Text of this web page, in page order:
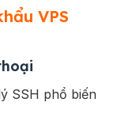
VPS
SSH phổ biến